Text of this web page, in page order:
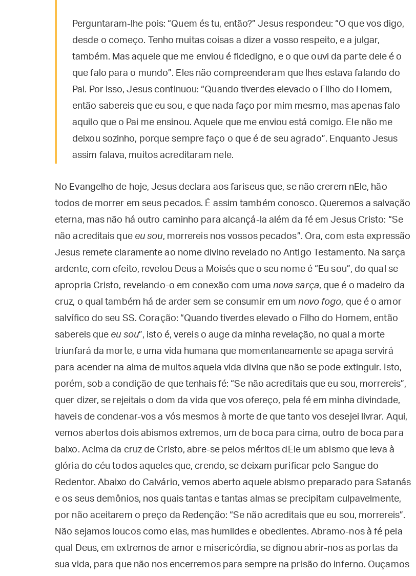
Perguntaram-lhe pois: “Quem és tu, então?” Jesus respondeu: “O que vos digo,
desde o começo. Tenho muitas coisas a dizer a vosso respeito, e a julgar,
também. Mas aquele que me enviou é fidedigno, e o que ouvi da parte dele é o
que falo para o mundo”. Eles não compreenderam que lhes estava falando do
Pai. Por isso, Jesus continuou: “Quando tiverdes elevado o Filho do Homem,
então sabereis que eu sou, e que nada faço por mim mesmo, mas apenas falo
aquilo que o Pai me ensinou. Aquele que me enviou está comigo. Ele não me
deixou sozinho, porque sempre faço o que é de seu agrado”. Enquanto Jesus
assim falava, muitos acreditaram nele.
No Evangelho de hoje, Jesus declara aos fariseus que, se não crerem nEle, hão
todos de morrer em seus pecados. É assim também conosco. Queremos a salvação
eterna, mas não há outro caminho para alcançá-la além da fé em Jesus Cristo: “Se
não acreditais que eu sou, morrereis nos vossos pecados”. Ora, com esta expressão
Jesus remete claramente ao nome divino revelado no Antigo Testamento. Na sarça
ardente, com efeito, revelou Deus a Moisés que o seu nome é “Eu sou”, do qual se
apropria Cristo, revelando-o em conexão com uma nova sarça, que é o madeiro da
cruz, o qual também há de arder sem se consumir em umnovo fogo, que é o amor
salvífico do seu SS. Coração: “Quando tiverdes elevado o Filho do Homem, então
sabereis que eu sou”, isto é, vereis o auge da minha revelação, no qual a morte
triunfará da morte, e uma vida humana que momentaneamente se apaga servirá
para acender na alma de muitos aquela vida divina que não se pode extinguir. Isto,
porém, sob a condição de que tenhais fé: “Se não acreditais que eu sou, morrereis”,
quer dizer, se rejeitais o dom da vida que vos ofereço, pela fé em minha divindade,
haveis de condenar-vos a vós mesmos à morte de que tanto vos desejei livrar. Aqui,
vemos abertos dois abismos extremos, um de boca para cima, outro de boca para
baixo. Acima da cruz de Cristo, abre-se pelos méritos dEle um abismo que leva à
glória do céu todos aqueles que, crendo, se deixam purificar pelo Sangue do
Redentor. Abaixo do Calvário, vemos aberto aquele abismo preparado para Satanás
e os seus demônios, nos quais tantas e tantas almas se precipitam culpavelmente,
por não aceitarem o preço da Redenção: “Se não acreditais que eu sou, morrereis”.
Não sejamos loucos como elas, mas humildes e obedientes. Abramo-nos à fé pela
qual Deus, em extremos de amor e misericórdia, se dignou abrir-nos as portas da
sua vida, para que não nos encerremos para sempre na prisão do inferno. Ouçamos